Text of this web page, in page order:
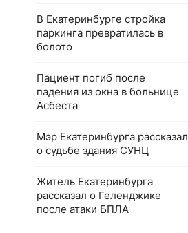
В Екатеринбурге стройка
паркинга превратилась в
болото
Пациент погиб после
падения из окна в больнице
Асбеста
Мэр Екатеринбурга рассказал
о судьбе здания СУНЦ
Житель Екатеринбурга
рассказал о Геленджике
после атаки БПЛА